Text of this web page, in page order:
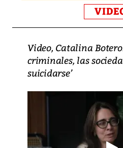
Video, Catalina
criminales, las
suicidarse’